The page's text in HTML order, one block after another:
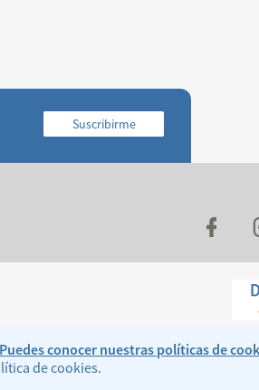
Puedes conocer nuestras políticas de
de cookies.
Suscribirme
Legales
Sitio